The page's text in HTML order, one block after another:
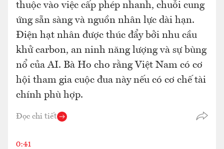
thuộc vào việc cấp phép nhanh, chuỗi cung
ứng sẵn sàng và nguồn nhân lực dài hạn.
Điện hạt nhân được thúc đẩy bởi nhu cầu
khử carbon, an ninh năng lượng và sự bùng
nổ của AI. Bà Ho cho rằng Việt Nam có cơ
hội tham gia cuộc đua này nếu có cơ chế tài
chính phù hợp.
Đọc chi tiết
0:41